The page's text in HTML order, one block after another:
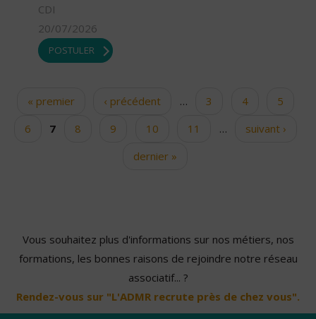
CDI
20/07/2026
POSTULER
Pages« premier ‹ précédent … 3 4
5
6
7 8 9 10 11 …
suivant ›
dernier »
Vous souhaitez plus d'informations sur nos métiers, nos
formations, les bonnes raisons de rejoindre notre réseau
associatif... ?
Rendez-vous sur "L'ADMR recrute près de chez vous".